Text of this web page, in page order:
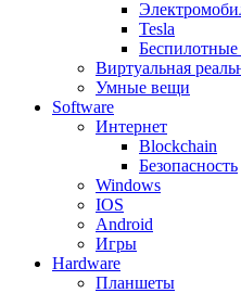
Tesla
Виртуальная
Умные вещи
Software
Интернет
Blockchain
Безопасность
Windows
IOS
Android
Игры
Hardware
Планшеты